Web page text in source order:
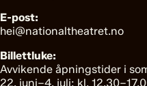
E-post:
hei@nationaltheatret.no
Billettluke:
Avvikende åpningstider i
22. juni–4. juli: kl.